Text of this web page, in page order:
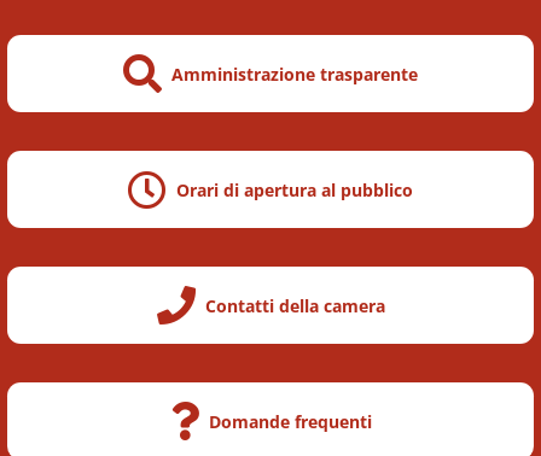
Altri ServiziAmministrazione trasparente
Orari di apertura al pubblico
Contatti della camera
Domande frequenti